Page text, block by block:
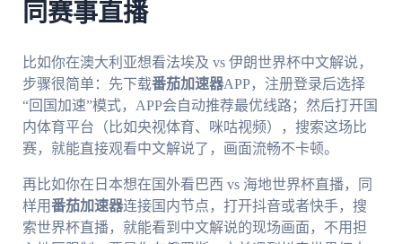
同赛事直播
比如你在澳大利亚想看法埃及 vs 伊朗世界杯中文解说，
步骤很简单：先下载番茄加速器APP，注册登录后选择
“回国加速”模式，APP会自动推荐最优线路；然后打开国
内体育平台（比如央视体育、咪咕视频），搜索这场比
赛，就能直接观看中文解说了，画面流畅不卡顿。
再比如你在日本想在国外看巴西 vs 海地世界杯直播，同
样用番茄加速器连接国内节点，打开抖音或者快手，搜
索世界杯直播，就能看到中文解说的现场画面，不用担